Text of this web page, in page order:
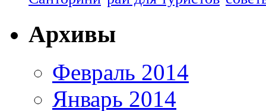
Архивы
Февраль 2014
Январь 2014